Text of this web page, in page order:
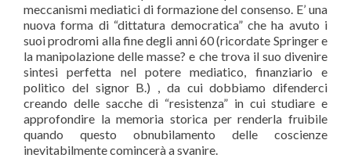
meccanismi mediatici di formazione del consenso. E’ una
nuova forma di “dittatura democratica” che ha avuto i
suoi prodromi alla fine degli anni 60 (ricordate Springer e
la manipolazione delle masse? e che trova il suo divenire
sintesi perfetta nel potere mediatico, finanziario e
politico del signor B.) , da cui dobbiamo difenderci
creando delle sacche di “resistenza” in cui studiare e
approfondire la memoria storica per renderla fruibile
quando questo obnubilamento delle coscienze
inevitabilmente comincerà a svanire.